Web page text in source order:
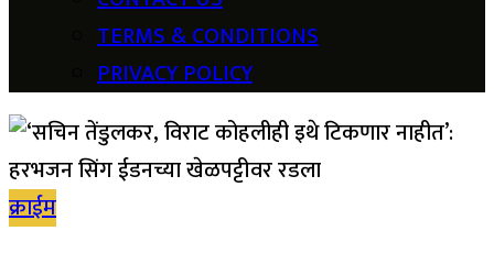
TERMS & CONDITIONS
PRIVACY POLICY
क्राईम